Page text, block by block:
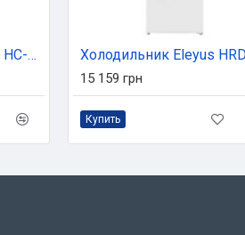
Холодильник HEINNER HC-HS269SE++
15 159 грн
Купить